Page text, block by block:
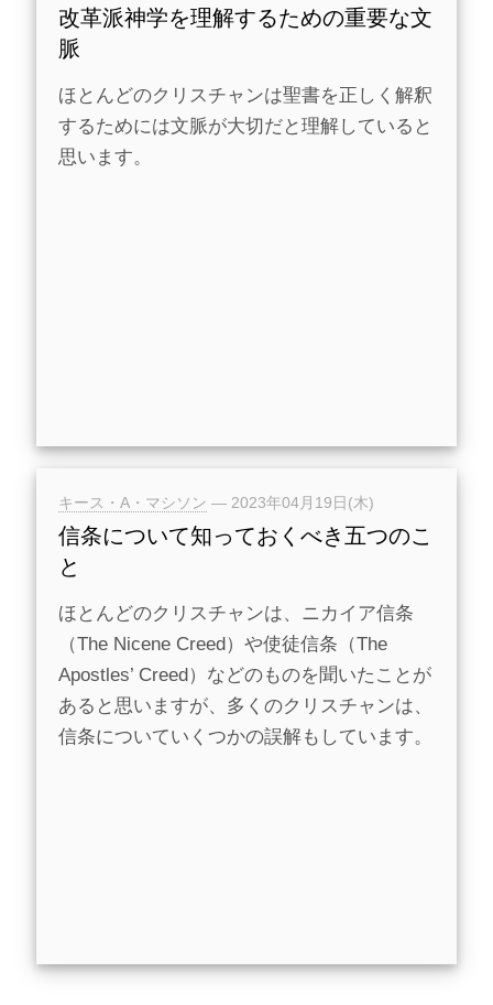
改革派神学を理解するための重要な文
脈
ほとんどのクリスチャンは聖書を正しく解釈
するためには文脈が大切だと理解していると
思います。
キース・A・マシソン — 2023年04月19日(木)
信条について知っておくべき五つのこ
と
ほとんどのクリスチャンは、ニカイア信条
（The Nicene Creed）や使徒信条（The
Apostles’ Creed）などのものを聞いたことが
あると思いますが、多くのクリスチャンは、
信条についていくつかの誤解もしています。